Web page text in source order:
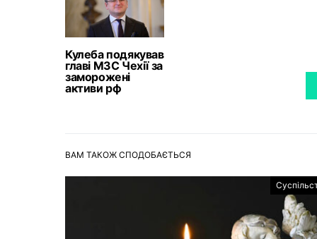
Кулеба подякував
главі МЗС Чехії за
заморожені
активи рф
ВАМ ТАКОЖ СПОДОБАЄТЬСЯ